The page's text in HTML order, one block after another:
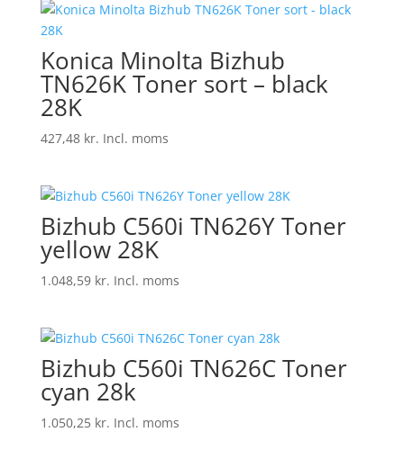
Konica Minolta Bizhub
TN626K Toner sort – black
28K
427,48 kr. Incl. moms
Bizhub C560i TN626Y Toner
yellow 28K
1.048,59 kr. Incl. moms
Bizhub C560i TN626C Toner
cyan 28k
1.050,25 kr. Incl. moms